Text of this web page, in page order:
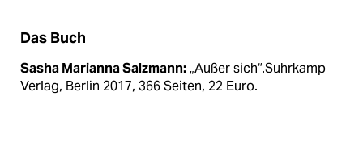
Das Buch
Sasha Marianna Salzmann:„Außer sich“.Suhrkamp
Verlag, Berlin 2017, 366 Seiten, 22 Euro.